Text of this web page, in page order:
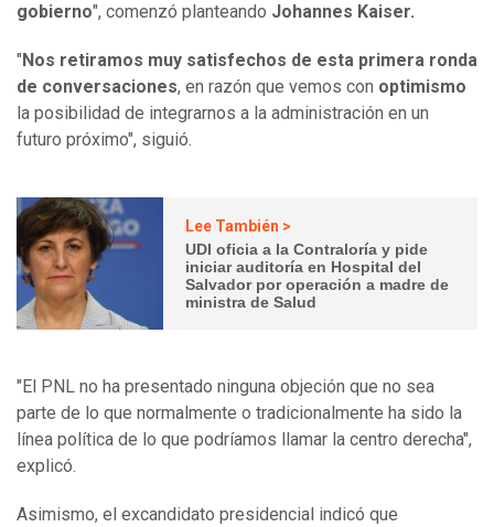
gobierno", comenzó planteando Johannes Kaiser.
"Nos retiramos muy satisfechos de esta primera ronda
de conversaciones, en razón que vemos con optimismo
la posibilidad de integrarnos a la administración en un
futuro próximo", siguió.
Lee También >
UDI oficia a la Contraloría y pide
iniciar auditoría en Hospital del
Salvador por operación a madre de
ministra de Salud
"El PNL no ha presentado ninguna objeción que no sea
parte de lo que normalmente o tradicionalmente ha sido la
línea política de lo que podríamos llamar la centro derecha",
explicó.
Asimismo, el excandidato presidencial indicó que